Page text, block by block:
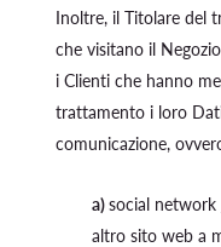
Inoltre, il Titolare del
che visitano il
i Clienti che hanno
trattamento i loro
comunicazione,
a)social network
altro sito web a